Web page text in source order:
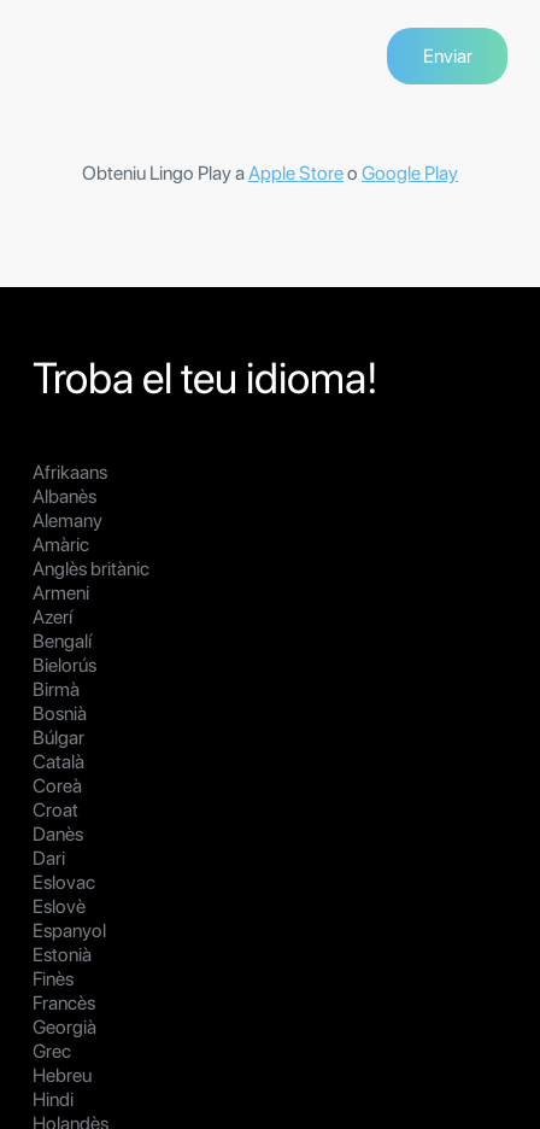
Obteniu Lingo Play aApple Storeo Google Play
Troba el teu idioma!
Afrikaans
Albanès
Alemany
Amàric
Anglès britànic
Armeni
Azerí
Bengalí
Bielorús
Birmà
Bosnià
Búlgar
Català
Coreà
Croat
Danès
Dari
Eslovac
Eslovè
Espanyol
Estonià
Finès
Francès
Georgià
Grec
Hebreu
Hindi
Holandès